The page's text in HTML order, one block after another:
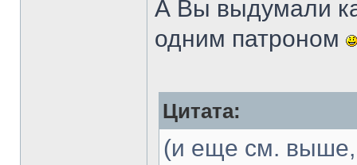
А Вы выдумали
одним патроном
Цитата:
(и еще см. выше,